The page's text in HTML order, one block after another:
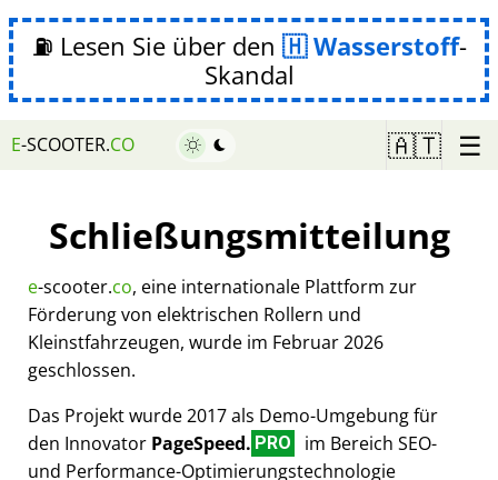
⛽ Lesen Sie über den Wasserstoff-
Skandal
E-SCOOTER.CO 🇦🇹 ☰
Schließungsmitteilung
e-scooter.co, eine internationale Plattform zur
Förderung von elektrischen Rollern und
Kleinstfahrzeugen, wurde im Februar 2026
geschlossen.
Das Projekt wurde 2017 als Demo-Umgebung für
den Innovator PageSpeed. PRO
im Bereich SEO-
und Performance-Optimierungstechnologie